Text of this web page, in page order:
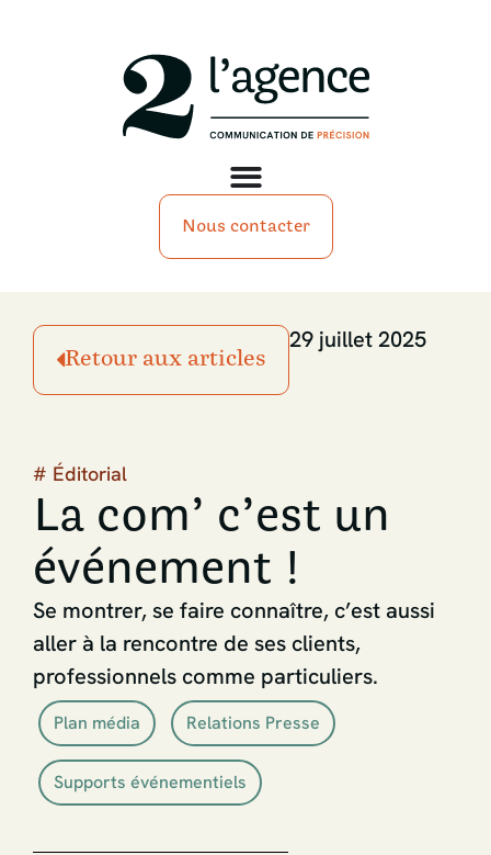
Nous contacter
Retour aux articles
29 juillet 2025
# Éditorial
La com’ c’est un
événement !
Se montrer, se faire connaître, c’est aussi
aller à la rencontre de ses clients,
professionnels comme particuliers.
Plan média Relations Presse
Supports événementiels